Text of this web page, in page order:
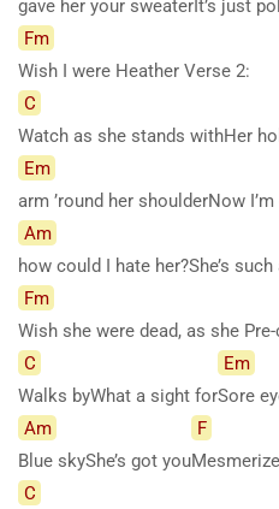
gave her your sweaterIt’s just
Fm
Wish I were Heather Verse 2:
C
Watch as she stands withHer
Em
arm ’round her shoulderNow
Am
how could I hate her?She’s such
Fm
Wish she were dead, as she
C
Walks byWhat a sight for
Em
Sore
Am
Blue skyShe’s got you
F
C